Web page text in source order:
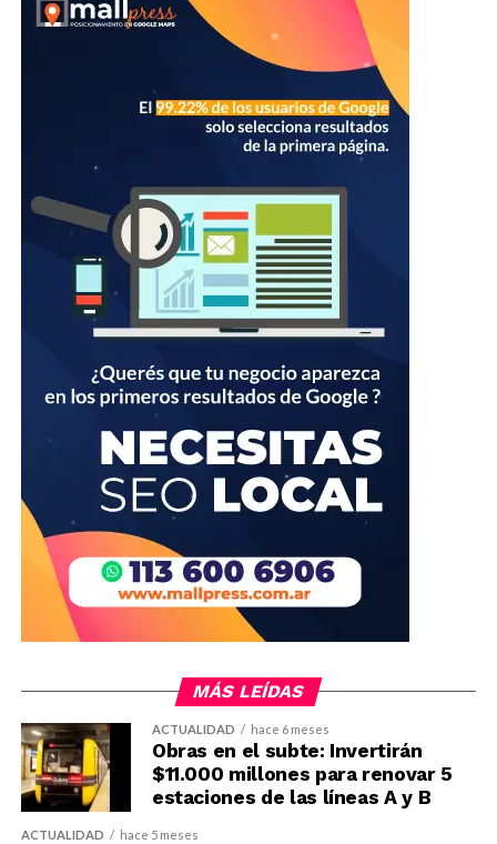
MÁS LEÍDAS
ACTUALIDAD hace 6 meses
Obras en el subte: Invertirán
$11.000 millones para renovar 5
estaciones de las líneas A y B
ACTUALIDAD hace 5 meses